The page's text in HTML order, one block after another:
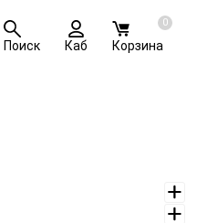
Поиск Каб
0
Корзина